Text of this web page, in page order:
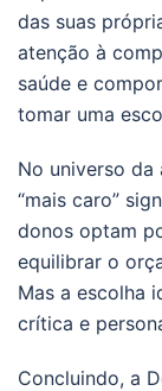
das suas
atenção à
saúde e
tomar uma
No universo da
“mais caro”
donos optam
equilibrar o
Mas a escolha
crítica e
Concluindo, a